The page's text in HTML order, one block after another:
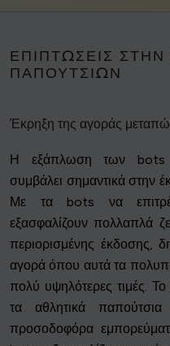
ΕΠΙΠΤΏΣΕΙΣ
ΠΑΠΟΥΤΣΙΏΝ
Έκρηξη της αγοράς
Η εξάπλωση των bots
συμβάλει σημαντικά στην
Με τα bots να
εξασφαλίζουν πολλαπλά
περιορισμένης έκδοσης,
αγορά όπου αυτά τα
πολύ υψηλότερες τιμές. Το
τα αθλητικά
προσοδοφόρα